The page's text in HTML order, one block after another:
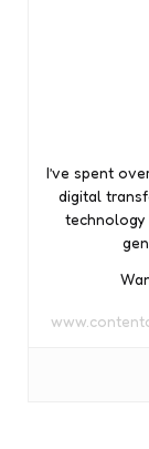
I’ve spent
digital
technology